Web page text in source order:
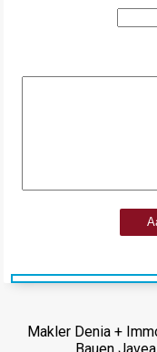
Makler Denia +